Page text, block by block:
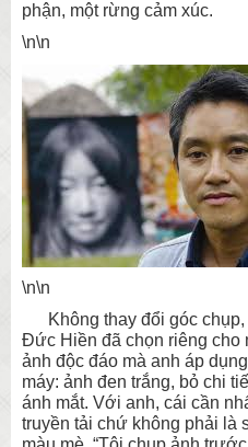
phận, một rừng cảm xúc.
\n\n
\n\n
Không thay đổi góc chụp,
Đức Hiền đã chọn riêng cho
ảnh độc đáo mà anh áp
máy: ảnh đen trắng, bỏ chi
ánh mắt. Với anh, cái cần
truyền tải chứ không phải là